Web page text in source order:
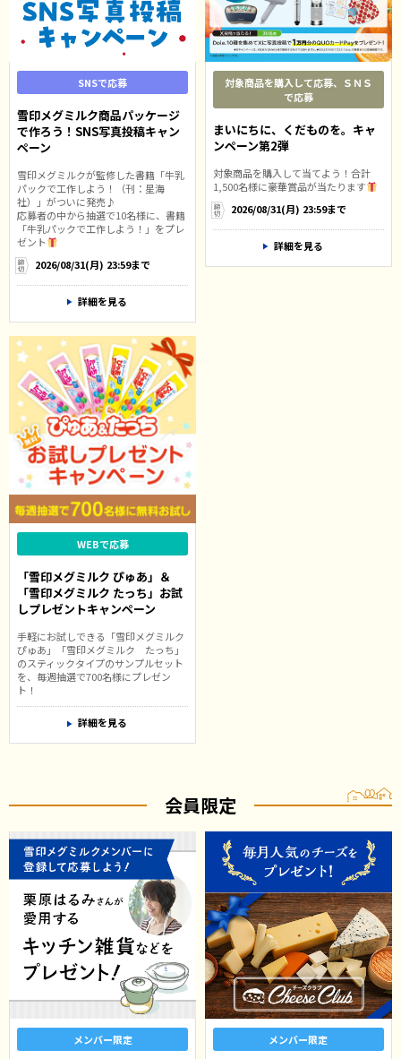
SNSで応募
雪印メグミルク商品パッケージ
で作ろう！SNS写真投稿キャン
ペーン
雪印メグミルクが監修した書籍「牛乳
パックで工作しよう！（刊：星海
社）」がついに発売♪
応募者の中から抽選で10名様に、書籍
「牛乳パックで工作しよう！」をプレ
ゼント
2026/08/31(月) 23:59まで
詳細を見る
対象商品を購入して応募、ＳＮＳ
で応募
まいにちに、くだものを。キャ
ンペーン第2弾
対象商品を購入して当てよう！合計
1,500名様に豪華賞品が当たります
2026/08/31(月) 23:59まで
詳細を見る
WEBで応募
「雪印メグミルク ぴゅあ」＆
「雪印メグミルク たっち」お試
しプレゼントキャンペーン
手軽にお試しできる「雪印メグミルク
ぴゅあ」「雪印メグミルク たっち」
のスティックタイプのサンプルセット
を、毎週抽選で700名様にプレゼン
ト！
詳細を見る
会員限定
メンバー限定 メンバー限定